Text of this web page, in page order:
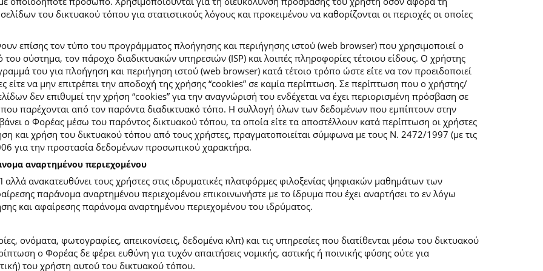
του δικτυακού τόπου για στατιστικούς λόγους και προκειμένου να καθορίζονται οι περιοχές οι οποίες
επίσης τον τύπο του προγράμματος πλοήγησης και περιήγησης ιστού (web browser) που χρησιμοποιεί ο
του σύστημα, τον πάροχο διαδικτυακών υπηρεσιών (ISP) και λοιπές πληροφορίες τέτοιου είδους. Ο χρήστης
του για πλοήγηση και περιήγηση ιστού (web browser) κατά τέτοιο τρόπο ώστε είτε να τον προειδοποιεί
είτε να μην επιτρέπει την αποδοχή της χρήσης “cookies” σε καμία περίπτωση. Σε περίπτωση που ο χρήστης/
δεν επιθυμεί την χρήση “cookies” για την αναγνώρισή του ενδέχεται να έχει περιορισμένη πρόσβαση σε
που παρέχονται από τον παρόντα διαδικτυακό τόπο. Η συλλογή όλων των δεδομένων που εμπίπτουν στην
ο Φορέας μέσω του παρόντος δικτυακού τόπου, τα οποία είτε τα αποστέλλουν κατά περίπτωση οι χρήστες
και χρήση του δικτυακού τόπου από τους χρήστες, πραγματοποιείται σύμφωνα με τους Ν. 2472/1997 (με τις
για την προστασία δεδομένων προσωπικού χαρακτήρα.
αναρτημένου περιεχομένου
ανακατευθύνει τους χρήστες στις ιδρυματικές πλατφόρμες φιλοξενίας ψηφιακών μαθημάτων των
παράνομα αναρτημένου περιεχομένου επικοινωνήστε με το ίδρυμα που έχει αναρτήσει το εν λόγω
και αφαίρεσης παράνομα αναρτημένου περιεχομένου του ιδρύματος.
ονόματα, φωτογραφίες, απεικονίσεις, δεδομένα κλπ) και τις υπηρεσίες που διατίθενται μέσω του δικτυακού
ο Φορέας δε φέρει ευθύνη για τυχόν απαιτήσεις νομικής, αστικής ή ποινικής φύσης ούτε για
του χρήστη αυτού του δικτυακού τόπου.